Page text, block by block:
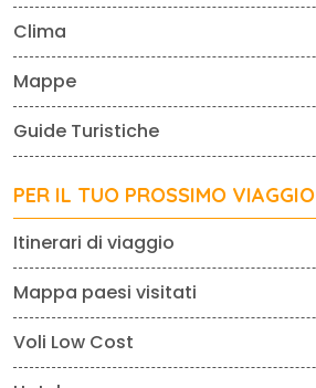
Clima
Mappe
Guide Turistiche
PER IL TUO PROSSIMO VIAGGIO
Itinerari di viaggio
Mappa paesi visitati
Voli Low Cost